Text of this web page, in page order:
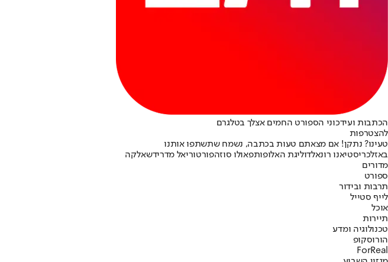
הכתבות ועידכוני הספורט החמים אצלך בטלגרם
להצטרפות
טעינו? נתקן! אם מצאתם טעות בכתבה, נשמח שתשתפו אותנו
באזלכריסטיאנו רונאלדוליגת האלופותפאולו סוזהפורטוריאל מדרידשאלקה
מדורים
ספורט
תרבות ובידור
לייף סטייל
אוכל
תיירות
טכנולוגיה ומדע
הורוסקופ
ForReal